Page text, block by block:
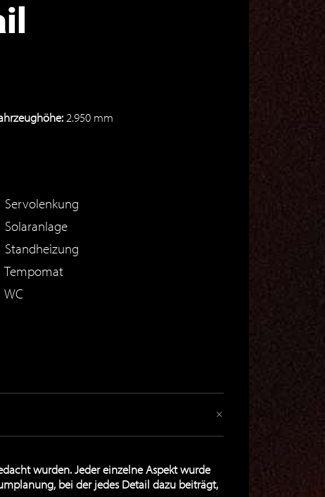
2.950 mm
Servolenkung
Solaranlage
Standheizung
Tempomat
WC
wurden. Jeder einzelne Aspekt wurde
bei der jedes Detail dazu beiträgt,